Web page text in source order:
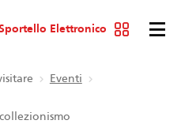
Elettronico
Eventi